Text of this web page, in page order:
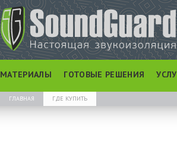
МАТЕРИАЛЫ ГОТОВЫЕ РЕШЕНИЯ
ГЛАВНАЯ ГДЕ КУПИТЬ